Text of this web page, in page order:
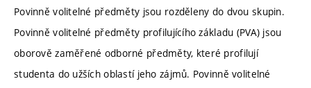
Povinně volitelné předměty jsou rozděleny do dvou skupin.
Povinně volitelné předměty profilujícího základu (PVA) jsou
oborově zaměřené odborné předměty, které profilují
studenta do užších oblastí jeho zájmů. Povinně volitelné